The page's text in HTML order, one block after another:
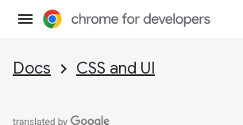
Docs CSS and UI